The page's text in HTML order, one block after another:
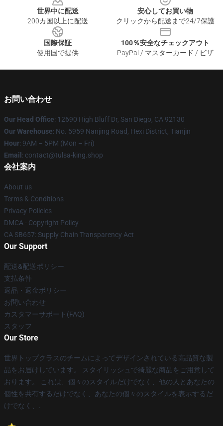
世界中に配送
200カ国以上に配送
安心してお買い物
クリックから配送まで24/7保護
国際保証
使用国で提供
100％安全なチェックアウト
PayPal / マスターカード / ビザ
お問い合わせ
Our Head Office: 12690 High Bluff Dr, San Diego, CA 92130
Our Warehouse: No. 5959 Nanjing Road, Hexi District, Tianjin
Hour: 9AM – 5PM (Mon – Fri)
Email : contact@tulsa-king.shop
会社案内
About us
Terms & Conditions
Privacy Policies
DMCA - Copyright Policy
CA SB657: Supply Chain Transparency Act
Our Support
配送&配送ポリシー
支払条件
返品・返金ポリシー
お問い合わせ
カスタマーサポート(FAQ)
スタッフ
Our Store
世界トップクラスのチームによってデザインされている高品質な製
品をお届けしています。 スタイリッシュで綺麗な商品をご用意して
おります。 これは、個々のスタイルだけでなく、他の人とあなたの
個性を共有するだけでなく、あなたの個々のスタイルを表示するだ
けでなく、.